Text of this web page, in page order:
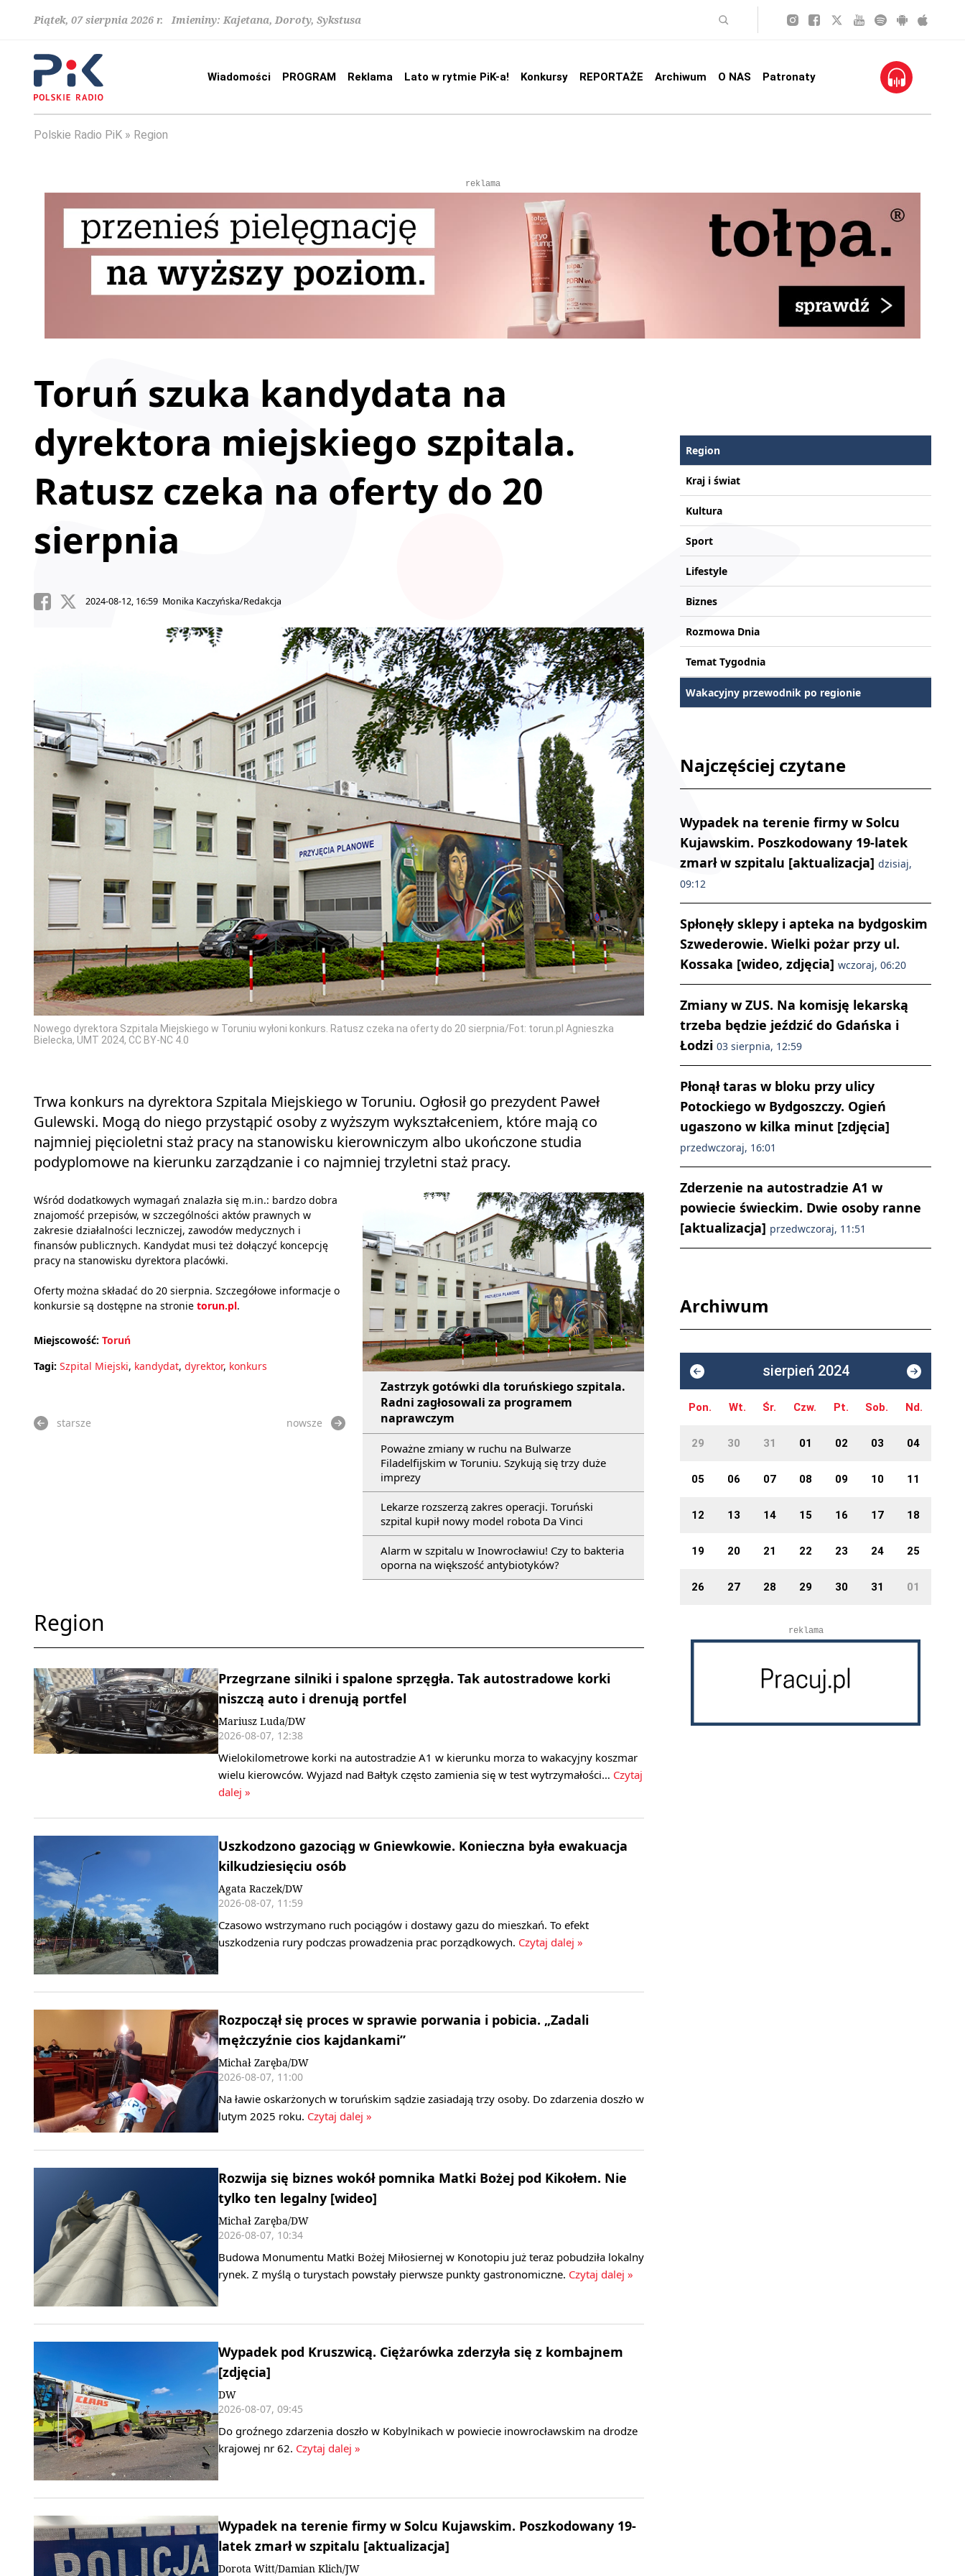
Piątek, 07 sierpnia 2026 r. Imieniny: Kajetana, Doroty, Sykstusa
Wiadomości PROGRAM Reklama Lato w rytmie PiK-a! Konkursy REPORTAŻE Archiwum O NAS Patronaty
Polskie Radio PiK Region
reklama
Toruń szuka kandydata na
dyrektora miejskiego szpitala.
Ratusz czeka na oferty do 20
sierpnia
2024-08-12, 16:59 Monika Kaczyńska/Redakcja
Nowego dyrektora Szpitala Miejskiego w Toruniu wyłoni konkurs. Ratusz czeka na oferty do 20 sierpnia/Fot: torun.pl Agnieszka
Bielecka, UMT 2024, CC BY-NC 4.0
Trwa konkurs na dyrektora Szpitala Miejskiego w Toruniu. Ogłosił go prezydent Paweł
Gulewski. Mogą do niego przystąpić osoby z wyższym wykształceniem, które mają co
najmniej pięcioletni staż pracy na stanowisku kierowniczym albo ukończone studia
podyplomowe na kierunku zarządzanie i co najmniej trzyletni staż pracy.
Zastrzyk gotówki dla toruńskiego szpitala.
Radni zagłosowali za programem
naprawczym
Poważne zmiany w ruchu na Bulwarze
Filadelfijskim w Toruniu. Szykują się trzy duże
imprezy
Lekarze rozszerzą zakres operacji. Toruński
szpital kupił nowy model robota Da Vinci
Alarm w szpitalu w Inowrocławiu! Czy to bakteria
oporna na większość antybiotyków?
Wśród dodatkowych wymagań znalazła się m.in.: bardzo dobra
znajomość przepisów, w szczególności aktów prawnych w
zakresie działalności leczniczej, zawodów medycznych i
finansów publicznych. Kandydat musi też dołączyć koncepcję
pracy na stanowisku dyrektora placówki.
Oferty można składać do 20 sierpnia. Szczegółowe informacje o
konkursie są dostępne na stronie torun.pl.
Miejscowość: Toruń
Tagi: Szpital Miejski, kandydat, dyrektor, konkurs
starsze nowsze
Region
Przegrzane silniki i spalone sprzęgła. Tak autostradowe korki
niszczą auto i drenują portfel
Mariusz Luda/DW
2026-08-07, 12:38
Wielokilometrowe korki na autostradzie A1 w kierunku morza to wakacyjny koszmar
wielu kierowców. Wyjazd nad Bałtyk często zamienia się w test wytrzymałości… Czytaj
dalej »
Uszkodzono gazociąg w Gniewkowie. Konieczna była ewakuacja
kilkudziesięciu osób
Agata Raczek/DW
2026-08-07, 11:59
Czasowo wstrzymano ruch pociągów i dostawy gazu do mieszkań. To efekt
uszkodzenia rury podczas prowadzenia prac porządkowych. Czytaj dalej »
Rozpoczął się proces w sprawie porwania i pobicia. „Zadali
mężczyźnie cios kajdankami”
Michał Zaręba/DW
2026-08-07, 11:00
Na ławie oskarżonych w toruńskim sądzie zasiadają trzy osoby. Do zdarzenia doszło w
lutym 2025 roku. Czytaj dalej »
Rozwija się biznes wokół pomnika Matki Bożej pod Kikołem. Nie
tylko ten legalny [wideo]
Michał Zaręba/DW
2026-08-07, 10:34
Budowa Monumentu Matki Bożej Miłosiernej w Konotopiu już teraz pobudziła lokalny
rynek. Z myślą o turystach powstały pierwsze punkty gastronomiczne. Czytaj dalej »
Wypadek pod Kruszwicą. Ciężarówka zderzyła się z kombajnem
[zdjęcia]
DW
2026-08-07, 09:45
Do groźnego zdarzenia doszło w Kobylnikach w powiecie inowrocławskim na drodze
krajowej nr 62. Czytaj dalej »
Wypadek na terenie firmy w Solcu Kujawskim. Poszkodowany 19-
latek zmarł w szpitalu [aktualizacja]
Dorota Witt/Damian Klich/JW
Region
Kraj i świat
Kultura
Sport
Lifestyle
Biznes
Rozmowa Dnia
Temat Tygodnia
Wakacyjny przewodnik po regionie
Najczęściej czytane
Wypadek na terenie firmy w Solcu
Kujawskim. Poszkodowany 19-latek
zmarł w szpitalu [aktualizacja] dzisiaj,
09:12
Spłonęły sklepy i apteka na bydgoskim
Szwederowie. Wielki pożar przy ul.
Kossaka [wideo, zdjęcia] wczoraj, 06:20
Zmiany w ZUS. Na komisję lekarską
trzeba będzie jeździć do Gdańska i
Łodzi 03 sierpnia, 12:59
Płonął taras w bloku przy ulicy
Potockiego w Bydgoszczy. Ogień
ugaszono w kilka minut [zdjęcia]
przedwczoraj, 16:01
Zderzenie na autostradzie A1 w
powiecie świeckim. Dwie osoby ranne
[aktualizacja] przedwczoraj, 11:51
Archiwum
sierpień 2024
Pon. Wt. Śr. Czw. Pt. Sob. Nd.
29 30 31 01 02 03 04
05 06 07 08 09 10 11
12 13 14 15 16 17 18
19 20 21 22 23 24 25
26 27 28 29 30 31 01
reklama